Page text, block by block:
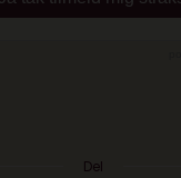
Del